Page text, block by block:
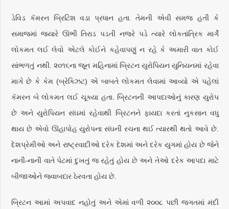
ડેવિડ કૅમરન બ્રિટિશ વડા પ્રધાન હતા. તેમની એવી સમજ હતી કે
સમાજમાં જ્યારે ઊભી તિરાડ પડતી નજરે પડે ત્યારે લોકતાંત્રિક માર્ગે‍
લોકમત લઈ લેવો એટલે કોઈને કહેવાપણું ન રહે કે અમારી વાત કોઈ
સાંભળતું નથી. ૨૦૧૬ના જૂન મહિનામાં બ્રિટન યુરોપિયન યુનિયનમાં રહેવા
માગે છે કે કેમ (બ્રેક્ઝિટ) એ બાબતે લોકમત લેવામાં આવ્યો એ પહેલાં
કૅમરન બે લોકમત લઈ ચૂક્યા હતા. બ્રિટનની આપદાઓનું કારણ યુરોપ
છે અને યુરોપિયન સંઘમાં રહેવાથી બ્રિટનને ફાયદા કરતાં નુકસાન વધુ
થાય છે એવો ઊહાપોહ યુરોપના સંઘની રચના થઈ ત્યારથી થતો આવે છે.
દેશપ્રેમીઓ અને રાષ્ટ્રવાદીઓ દરેક દેશમાં અને દરેક યુગમાં હોય છે જેને
નાની-નાની વાતે પેટમાં દુખતું જ રહેતું હોય છે અને તેઓ દરેક આપદા માટે
બીજાઓને જવાબદાર ઠેરવતા હોય છે.
બ્રિટન આમાં અપવાદ નહોતું અને એમાં વળી ૨૦૦૮ પછી જગતમાં મંદી